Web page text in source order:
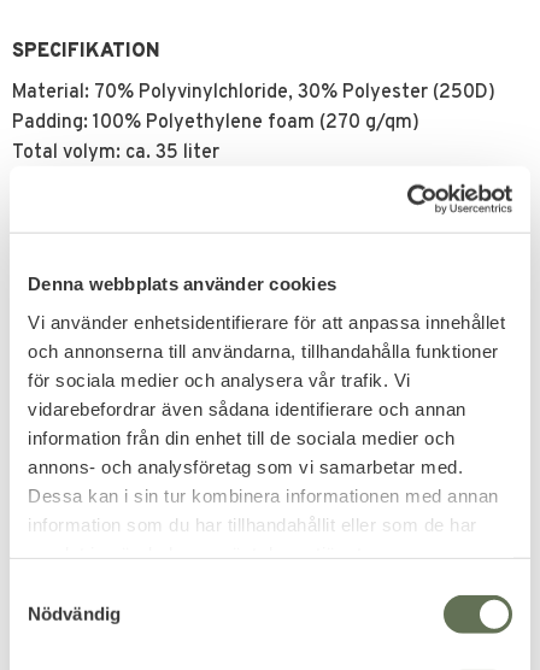
Denna webbplats använder cookies
Vi använder enhetsidentifierare för att anpassa innehållet
och annonserna till användarna, tillhandahålla funktioner
för sociala medier och analysera vår trafik. Vi
vidarebefordrar även sådana identifierare och annan
information från din enhet till de sociala medier och
annons- och analysföretag som vi samarbetar med.
Dessa kan i sin tur kombinera informationen med annan
information som du har tillhandahållit eller som de har
Nödvändig
SPECIFIKATION
Material: 70% Polyvinylchloride, 30% Polyester (250D)
Padding: 100% Polyethylene foam (270 g/qm)
Total volym: ca. 35 liter
Pouch Olivgrön
Mil-Tec Nack Wallet
Mobil Ficka Vattentät
FAVORITE